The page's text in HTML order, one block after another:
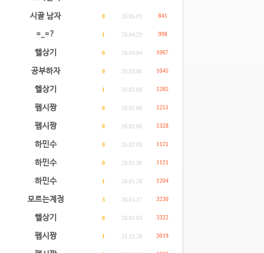
시골 남자 0 26.05.01 841
=_=? 1 26.04.29 998
헬상기 0 26.04.04 1067
공부하자 0 26.03.06 1045
헬상기 1 26.02.08 1285
펩시짱 0 26.02.06 1251
펩시짱 0 26.02.06 1328
하민수 0 26.02.03 1121
하민수 0 26.01.30 1121
하민수 1 26.01.28 1204
모르는계정 3 26.01.17 3230
헬상기 0 26.01.03 3322
펩시짱 1 25.12.28 3019